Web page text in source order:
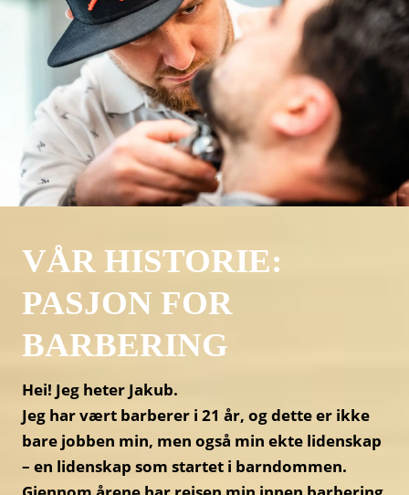
VÅR HISTORIE:
PASJON FOR
BARBERING
Hei! Jeg heter Jakub.
Jeg har vært barberer i 21 år, og dette er ikke
bare jobben min, men også min ekte lidenskap
– en lidenskap som startet i barndommen.